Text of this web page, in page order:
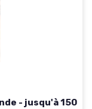
- jusqu'à 150